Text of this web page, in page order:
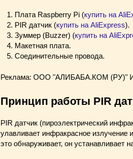
Плата Raspberry Pi (купить на
PIR датчик (купить на AliExpress).
Зуммер (Buzzer) (купить на
Макетная плата.
Соединительные провода.
Реклама: ООО "АЛИБАБА.КОМ (РУ)"
Принцип работы PIR
PIR датчик (пироэлектрический
улавливает инфракрасное излучение
это обнаруживает, он устанавливает